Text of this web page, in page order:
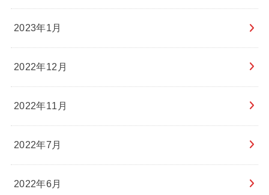
2023年1月
2022年12月
2022年11月
2022年7月
2022年6月